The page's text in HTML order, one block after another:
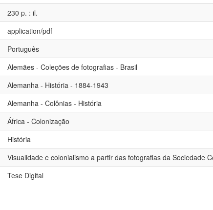
230 p. : il.
application/pdf
Português
Alemães - Coleções de fotografias - Brasil
Alemanha - História - 1884-1943
Alemanha - Colônias - História
África - Colonização
História
Visualidade e colonialismo a partir das fotografias da Sociedade
Tese Digital